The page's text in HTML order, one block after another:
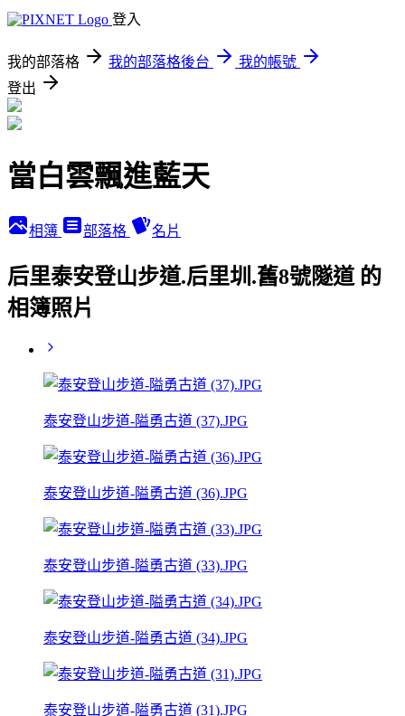
登入
我的部落格 我的部落格後台
我的帳號
登出
當白雲飄進藍天
相簿 部落格 名片
后里泰安登山步道.后里圳.舊8號隧道 的
相簿照片
泰安登山步道-隘勇古道 (37).JPG
泰安登山步道-隘勇古道 (36).JPG
泰安登山步道-隘勇古道 (33).JPG
泰安登山步道-隘勇古道 (34).JPG
泰安登山步道-隘勇古道 (31).JPG